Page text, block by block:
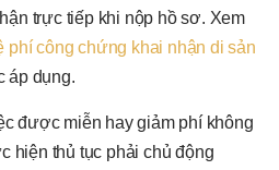
trực tiếp khi nộp hồ sơ. Xem
phí công chứng khai nhận di sản
áp dụng.
được miễn hay giảm phí không
hiện thủ tục phải chủ động